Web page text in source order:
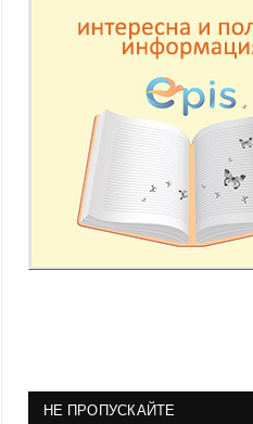
НЕ ПРОПУСКАЙТЕ